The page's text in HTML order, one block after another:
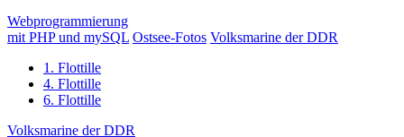
Webprogrammierung
mit PHP und mySQL Ostsee-Fotos Volksmarine der DDR
1. Flottille
4. Flottille
6. Flottille
Volksmarine der DDR